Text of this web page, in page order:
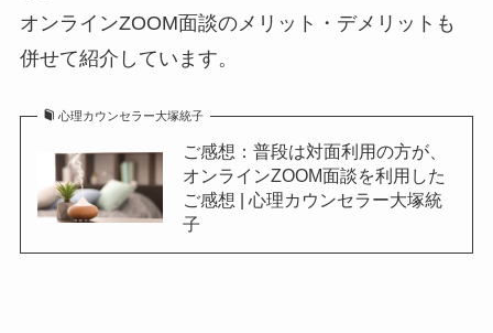
オンラインZOOM面談のメリット・デメリットも
併せて紹介しています。
心理カウンセラー大塚統子
ご感想：普段は対面利用の方が、
オンラインZOOM面談を利用した
ご感想 | 心理カウンセラー大塚統
子